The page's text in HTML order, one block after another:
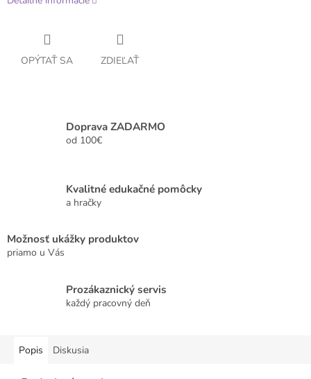
OPÝTAŤ SA ZDIEĽAŤ
Doprava ZADARMO
od 100€
Kvalitné edukačné pomôcky
a hračky
Možnosť ukážky produktov
priamo u Vás
Prozákaznický servis
každý pracovný deň
Popis Diskusia